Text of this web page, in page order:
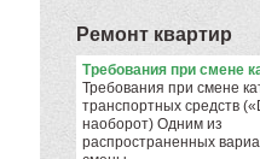
Ремонт квартир
​Требования при смене
Требования при смене
транспортных средств
наоборот) Одним из
распространенных